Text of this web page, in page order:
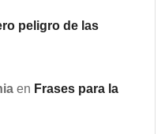
peligro de las
en Frases para la